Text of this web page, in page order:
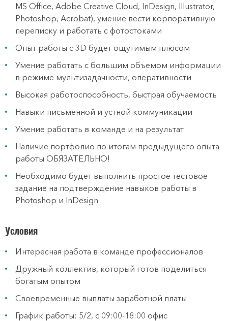
MS Office, Adobe Creative Cloud, InDesign, Illustrator,
Photoshop, Acrobat), умение вести корпоративную
переписку и работать с фотостоками
Опыт работы с 3D будет ощутимым плюсом
Умение работать с большим объемом информации
в режиме мультизадачности, оперативности
Высокая работоспособность, быстрая обучаемость
Навыки письменной и устной коммуникации
Умение работать в команде и на результат
Наличие портфолио по итогам предыдущего опыта
работы ОБЯЗАТЕЛЬНО!
Необходимо будет выполнить простое тестовое
задание на подтверждение навыков работы в
Photoshop и InDesign
Условия
Интересная работа в команде профессионалов
Дружный коллектив, который готов поделиться
богатым опытом
Своевременные выплаты заработной платы
График работы: 5/2, с 09:00-18:00 офис